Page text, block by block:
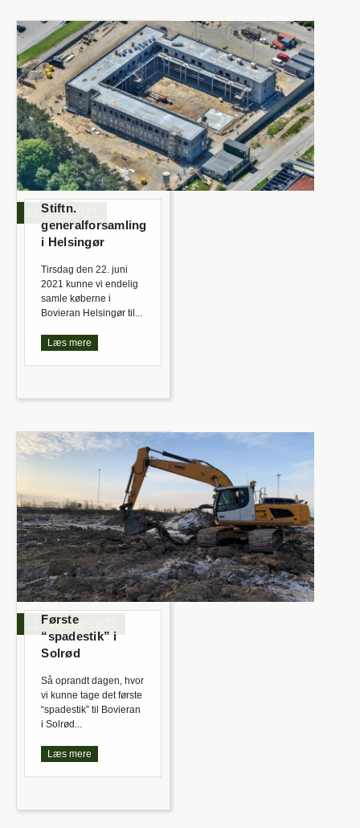
23. juni 2021
Stiftn.
generalforsamling
i Helsingør
Tirsdag den 22. juni
2021 kunne vi endelig
samle køberne i
Bovieran Helsingør til...
Læs mere
11. februar 2021
Første
“spadestik” i
Solrød
Så oprandt dagen, hvor
vi kunne tage det første
“spadestik” til Bovieran
i Solrød...
Læs mere